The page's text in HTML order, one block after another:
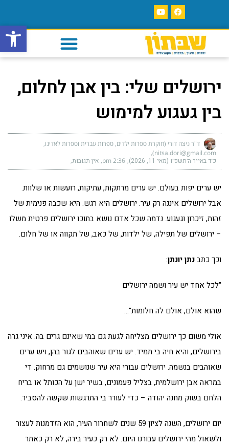
פתח
ירושלים שלי: בין אבן לחלום,
בין געגוע למימוש
ד"ר ניצה דורי (חוקרת ספרות ילדים, ספרות עברית וספרות לאדינו,
nitsa.dori@gmail.com)
כ״ד באייר ה׳תשפ״ו (מאי 11, 2026) 2:36 pm אין תגובות
יש ערים יפות בעולם. יש ערים מרתקות, עתיקות, רועשות או שלוות.
אבל ירושלים איננה רק עיר. ירושלים היא רגש. היא שכבה פנימית של
זהות, זיכרון וגעגוע. נדמה שכל אדם נושא בתוכו ירושלים פרטית משלו
– ירושלים של תפילה, של ילדות, של כאב, של תקווה או של חלום.
וכך כתבנתן יונתן:
"לכל אחד יש עיר ושמה ירושלים
שהוא אולם, אולם לה חלומות"…
אולי משום כך ירושלים מצליחה לגעת גם במי שאינם גרים בה. איני גרה
בירושלים, והיא חיה בי תמיד. יש ערים שאוהבים לגור בהן, ויש ערים
שאוהבים בנשמה. ירושלים עבורי היא עיר שנושמים גם מרחוק. די
במראה אבן ירושלמית, בצליל פעמונים, בשיר ישן על הכותל או בריח
הלחם בשוק מחנה יהודה – כדי לעורר בי התרגשות שקשה להסביר.
יום ירושלים, השנה לציון 59 שנים לשחרור העיר, הוא הזדמנות לעצור
ולשאול מהי ירושלים עבורנו היום. לא רק כעיר בירה, לא רק כאתר